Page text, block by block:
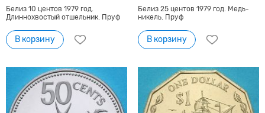
Белиз 10 центов 1979 год.
Длиннохвостый отшельник. Пруф
В корзину
Белиз 25 центов 1979 год. Медь-
никель. Пруф
В корзину